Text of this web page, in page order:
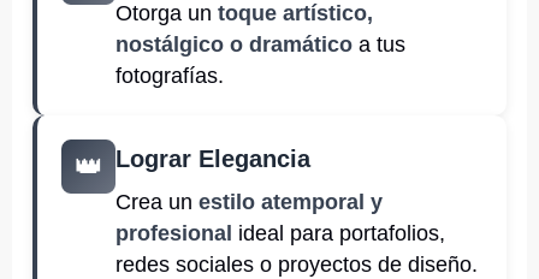
Otorga un toque artístico,
nostálgico o dramático a tus
fotografías.
👑 Lograr Elegancia
Crea un estilo atemporal y
profesional ideal para portafolios,
redes sociales o proyectos de diseño.